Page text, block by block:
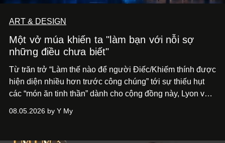
ART & DESIGN
Một vở múa khiến ta "làm bạn với nỗi sợ
những điều chưa biết"
Từ trăn trở “Làm thế nào để người Điếc/Khiếm thính được
hiện diện nhiều hơn trước công chúng” tới sự thiếu hụt
các “món ăn tinh thần” dành cho cộng đồng này, Lyon và
phẩm múa đương đại thành hiện thực, mang tên Lắng
08.05.2026 by Y My